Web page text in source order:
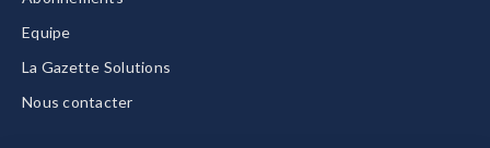
Equipe
La Gazette Solutions
Nous contacter